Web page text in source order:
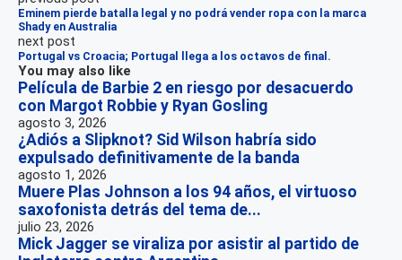
Eminem pierde batalla legal y no podrá vender ropa con la marca
Shady en Australia
next post
Portugal vs Croacia; Portugal llega a los octavos de final.
You may also like
Película de Barbie 2 en riesgo por desacuerdo
con Margot Robbie y Ryan Gosling
agosto 3, 2026
¿Adiós a Slipknot? Sid Wilson habría sido
expulsado definitivamente de la banda
agosto 1, 2026
Muere Plas Johnson a los 94 años, el virtuoso
saxofonista detrás del tema de...
julio 23, 2026
Mick Jagger se viraliza por asistir al partido de